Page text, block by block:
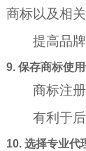
商标以及相关
提高品
9. 保存商标使
商标注
有利于
10. 选择专业代